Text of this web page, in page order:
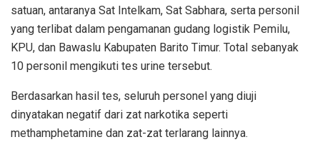
satuan, antaranya Sat Intelkam, Sat Sabhara, serta personil
yang terlibat dalam pengamanan gudang logistik Pemilu,
KPU, dan Bawaslu Kabupaten Barito Timur. Total sebanyak
10 personil mengikuti tes urine tersebut.
Berdasarkan hasil tes, seluruh personel yang diuji
dinyatakan negatif dari zat narkotika seperti
methamphetamine dan zat-zat terlarang lainnya.